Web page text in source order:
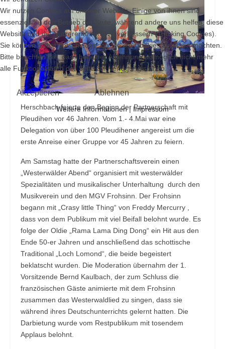
Herschbach feierte den Beginn der Partnerschaft mit
Pleudihen vor 46 Jahren. Vom 1.- 4.Mai war eine
Delegation von über 100 Pleudihener angereist um die
erste Anreise einer Gruppe vor 45 Jahren zu feiern.
Am Samstag hatte der Partnerschaftsverein einen
„Westerwälder Abend“ organisiert mit westerwälder
Spezialitäten und musikalischer Unterhaltung durch den
Musikverein und den MGV Frohsinn. Der Frohsinn
begann mit „Crasy little Thing“ von Freddy Mercurry ,
dass von dem Publikum mit viel Beifall belohnt wurde. Es
folge der Oldie „Rama Lama Ding Dong“ ein Hit aus den
Ende 50-er Jahren und anschließend das schottische
Traditional „Loch Lomond“, die beide begeistert
beklatscht wurden. Die Moderation übernahm der 1.
Vorsitzende Bernd Kaulbach, der zum Schluss die
französischen Gäste animierte mit dem Frohsinn
zusammen das Westerwaldlied zu singen, dass sie
während ihres Deutschunterrichts gelernt hatten. Die
Darbietung wurde vom Restpublikum mit tosendem
Applaus belohnt.
Wir nutzen Cookies auf unserer Website. Einige von ihnen sind
essenziell für den Betrieb der Seite, während andere uns helfen, diese
Website und die Nutzererfahrung zu verbessern (Tracking Cookies).
Sie können selbst entscheiden, ob Sie die Cookies zulassen möchten.
Bitte beachten Sie, dass bei einer Ablehnung womöglich nicht mehr
alle Funktionalitäten der Seite zur Verfügung stehen.
Akzeptieren Ablehnen
Weitere Informationen| Impressum